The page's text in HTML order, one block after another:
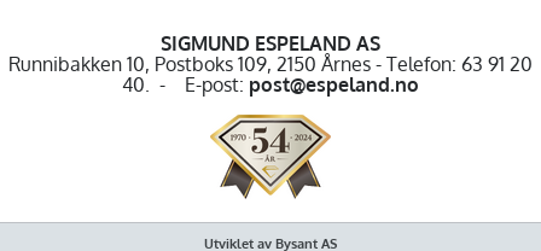
SIGMUND ESPELAND AS
Runnibakken 10, Postboks 109, 2150 Årnes - Telefon: 63 91 20
40. - E-post: post@espeland.no
Utviklet av Bysant AS